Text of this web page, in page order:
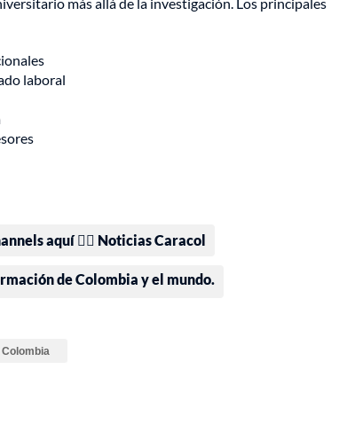
laboral
aquí 👉🏻 Noticias Caracol
de Colombia y el mundo.